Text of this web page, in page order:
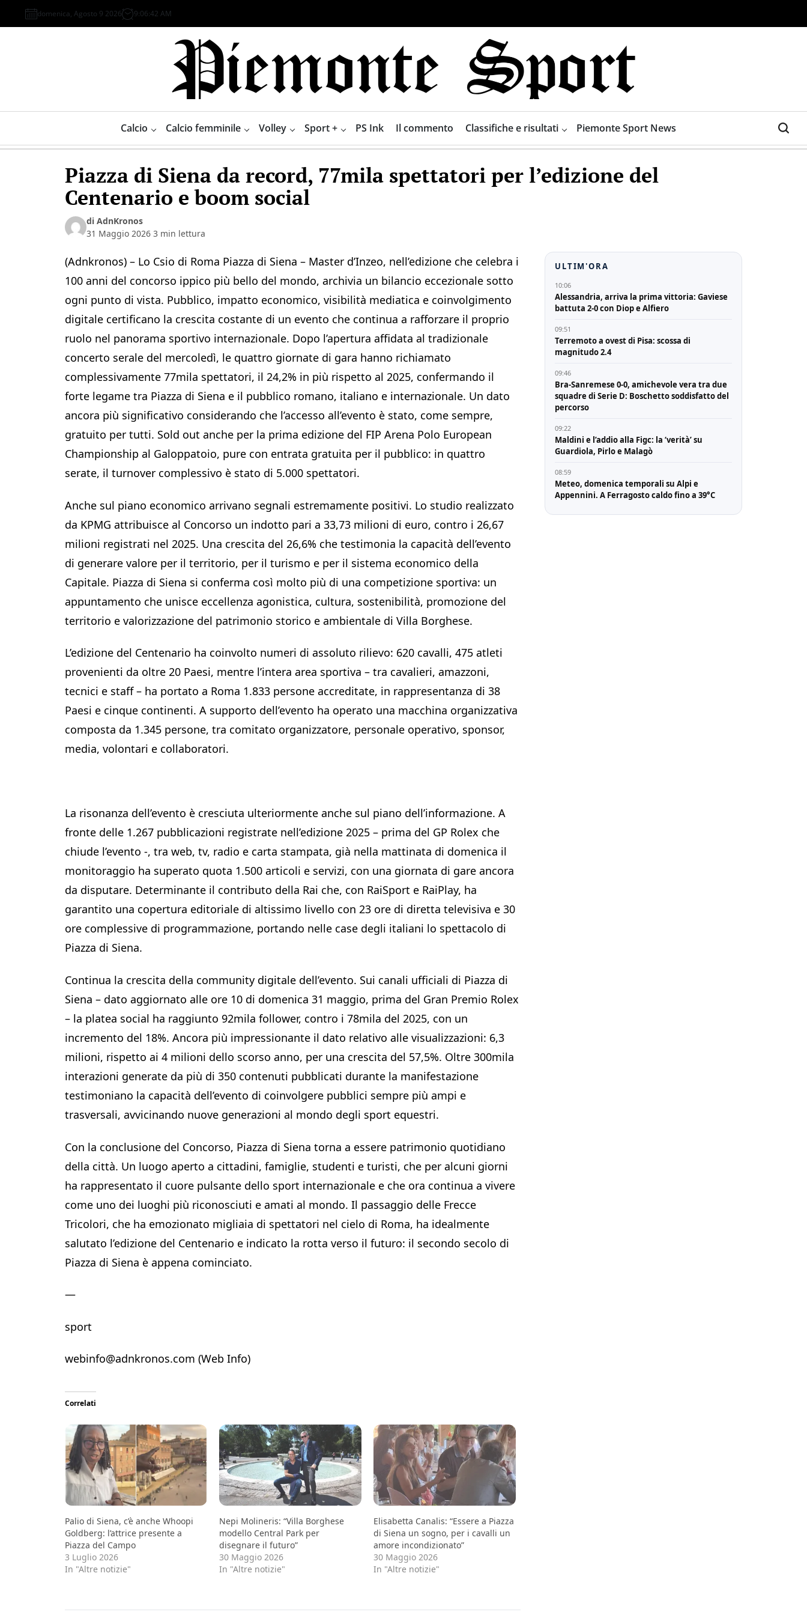
to
domenica, Agosto 9 2026 9:06:43 AM
Sport
Calcio Calcio femminile Volley Sport + PS Ink Il commento Classifiche e risultati Piemonte Sport News
Piazza di Siena da record, 77mila spettatori per l’edizione del
Centenario e boom social
di AdnKronos
31 Maggio 2026 3 min lettura
(Adnkronos) – Lo Csio di Roma Piazza di Siena – Master d’Inzeo, nell’edizione che celebra i
100 anni del concorso ippico più bello del mondo, archivia un bilancio eccezionale sotto
ogni punto di vista. Pubblico, impatto economico, visibilità mediatica e coinvolgimento
digitale certificano la crescita costante di un evento che continua a rafforzare il proprio
ruolo nel panorama sportivo internazionale. Dopo l’apertura affidata al tradizionale
concerto serale del mercoledì, le quattro giornate di gara hanno richiamato
complessivamente 77mila spettatori, il 24,2% in più rispetto al 2025, confermando il
forte legame tra Piazza di Siena e il pubblico romano, italiano e internazionale. Un dato
ancora più significativo considerando che l’accesso all’evento è stato, come sempre,
gratuito per tutti. Sold out anche per la prima edizione del FIP Arena Polo European
Championship al Galoppatoio, pure con entrata gratuita per il pubblico: in quattro
serate, il turnover complessivo è stato di 5.000 spettatori.
Anche sul piano economico arrivano segnali estremamente positivi. Lo studio realizzato
da KPMG attribuisce al Concorso un indotto pari a 33,73 milioni di euro, contro i 26,67
milioni registrati nel 2025. Una crescita del 26,6% che testimonia la capacità dell’evento
di generare valore per il territorio, per il turismo e per il sistema economico della
Capitale. Piazza di Siena si conferma così molto più di una competizione sportiva: un
appuntamento che unisce eccellenza agonistica, cultura, sostenibilità, promozione del
territorio e valorizzazione del patrimonio storico e ambientale di Villa Borghese.
L’edizione del Centenario ha coinvolto numeri di assoluto rilievo: 620 cavalli, 475 atleti
provenienti da oltre 20 Paesi, mentre l’intera area sportiva – tra cavalieri, amazzoni,
tecnici e staff – ha portato a Roma 1.833 persone accreditate, in rappresentanza di 38
Paesi e cinque continenti. A supporto dell’evento ha operato una macchina organizzativa
composta da 1.345 persone, tra comitato organizzatore, personale operativo, sponsor,
media, volontari e collaboratori.
La risonanza dell’evento è cresciuta ulteriormente anche sul piano dell’informazione. A
fronte delle 1.267 pubblicazioni registrate nell’edizione 2025 – prima del GP Rolex che
chiude l’evento -, tra web, tv, radio e carta stampata, già nella mattinata di domenica il
monitoraggio ha superato quota 1.500 articoli e servizi, con una giornata di gare ancora
da disputare. Determinante il contributo della Rai che, con RaiSport e RaiPlay, ha
garantito una copertura editoriale di altissimo livello con 23 ore di diretta televisiva e 30
ore complessive di programmazione, portando nelle case degli italiani lo spettacolo di
Piazza di Siena.
Continua la crescita della community digitale dell’evento. Sui canali ufficiali di Piazza di
Siena – dato aggiornato alle ore 10 di domenica 31 maggio, prima del Gran Premio Rolex
– la platea social ha raggiunto 92mila follower, contro i 78mila del 2025, con un
incremento del 18%. Ancora più impressionante il dato relativo alle visualizzazioni: 6,3
milioni, rispetto ai 4 milioni dello scorso anno, per una crescita del 57,5%. Oltre 300mila
interazioni generate da più di 350 contenuti pubblicati durante la manifestazione
testimoniano la capacità dell’evento di coinvolgere pubblici sempre più ampi e
trasversali, avvicinando nuove generazioni al mondo degli sport equestri.
Con la conclusione del Concorso, Piazza di Siena torna a essere patrimonio quotidiano
della città. Un luogo aperto a cittadini, famiglie, studenti e turisti, che per alcuni giorni
ha rappresentato il cuore pulsante dello sport internazionale e che ora continua a vivere
come uno dei luoghi più riconosciuti e amati al mondo. Il passaggio delle Frecce
Tricolori, che ha emozionato migliaia di spettatori nel cielo di Roma, ha idealmente
salutato l’edizione del Centenario e indicato la rotta verso il futuro: il secondo secolo di
Piazza di Siena è appena cominciato.
—
sport
webinfo@adnkronos.com (Web Info)
Correlati
Palio di Siena, c’è anche Whoopi
Goldberg: l’attrice presente a
Piazza del Campo
3 Luglio 2026
In "Altre notizie"
Nepi Molineris: “Villa Borghese
modello Central Park per
disegnare il futuro”
30 Maggio 2026
In "Altre notizie"
Elisabetta Canalis: “Essere a Piazza
di Siena un sogno, per i cavalli un
amore incondizionato”
30 Maggio 2026
In "Altre notizie"
ULTIM'ORA
10:06
Alessandria, arriva la prima vittoria: Gaviese
battuta 2-0 con Diop e Alfiero
09:51
Terremoto a ovest di Pisa: scossa di
magnitudo 2.4
09:46
Bra-Sanremese 0-0, amichevole vera tra due
squadre di Serie D: Boschetto soddisfatto del
percorso
09:22
Maldini e l’addio alla Figc: la ‘verità’ su
Guardiola, Pirlo e Malagò
08:59
Meteo, domenica temporali su Alpi e
Appennini. A Ferragosto caldo fino a 39°C